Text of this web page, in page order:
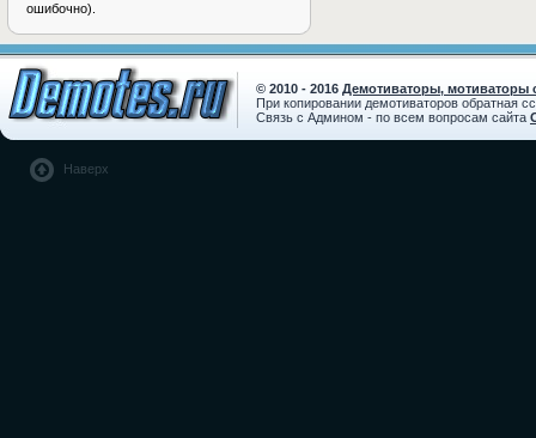
ошибочно).
© 2010 - 2016 Демотиваторы, мотиваторы
При копировании демотиваторов обратная
Связь с Админом - по всем вопросам сайта
Наверх